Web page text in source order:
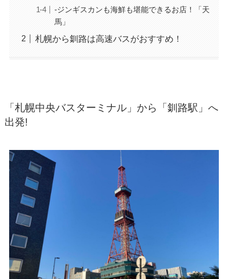
-ジンギスカンも海鮮も堪能できるお店！「天
馬」
札幌から釧路は高速バスがおすすめ！
「札幌中央バスターミナル」から「釧路駅」へ
出発!